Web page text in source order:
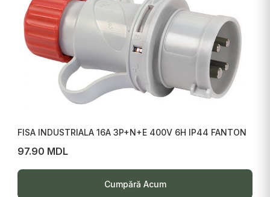
FISA INDUSTRIALA 16A 3P+N+E 400V 6H IP44 FANTON
97.90 MDL
Cumpără Acum